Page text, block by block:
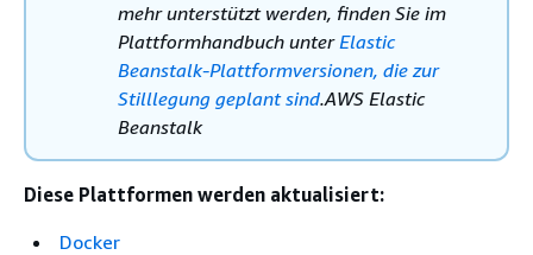
mehr unterstützt werden, finden Sie im
Plattformhandbuch unterElastic
Beanstalk-Plattformversionen, die zur
Stilllegung geplant sind.AWS Elastic
Beanstalk
Diese Plattformen werden aktualisiert:
Docker